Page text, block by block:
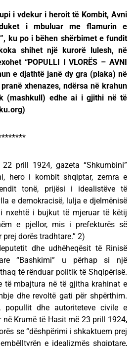
i vdekur i heroit të Kombit, Avni
i mbuluar me flamurin e
ku po i bëhen shërbimet e fundit
shihet një kurorë lulesh, në
“POPULLI I VLORËS – AVNI
e djathtë janë dy gra (plaka) në
xhenazes, ndërsa në krahun
(mashkull) edhe ai i gjithi në të
prill 1924, gazeta “Shkumbini”
hero i kombit shqiptar, zemra e
tonë, prijësi i idealistëve të
e demokracisë, lulja e djelmënisë
nxehtë i bujkut të mjeruar të këtij
e pjellor, mis i prefekturës së
dorës tradhtare.” 2)
dhe udhëheqësit të Rinisë
“Bashkimi” u përhap si një
të rënduar politik të Shqipërisë.
të mbajtura në të gjitha krahinat e
dhe revoltë gati për shpërthim.
popullit dhe autoriteteve civile e
në Krumë të Hasit më 23 prill 1924,
se “dëshpërimi i shkaktuem prej
e idealizmës shqiptare,